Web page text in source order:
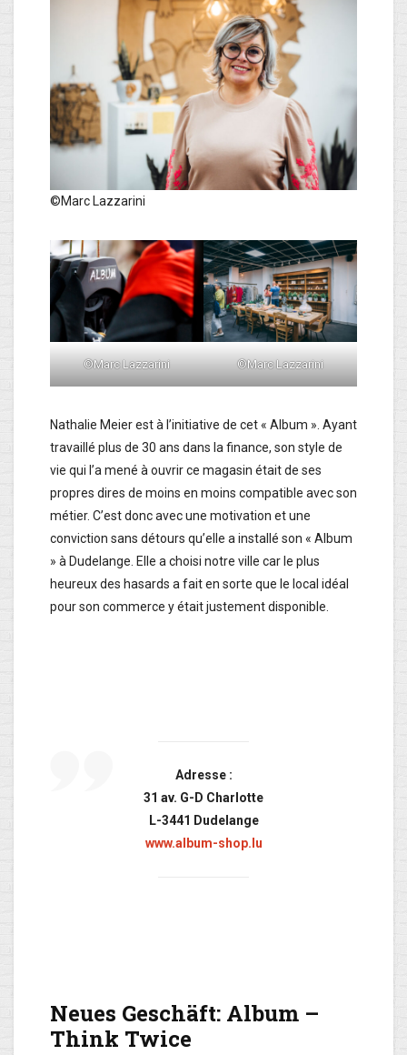
©Marc Lazzarini
©Marc Lazzarini ©Marc Lazzarini
Nathalie Meier est à l’initiative de cet « Album ». Ayant
travaillé plus de 30 ans dans la finance, son style de
vie qui l’a mené à ouvrir ce magasin était de ses
propres dires de moins en moins compatible avec son
métier. C’est donc avec une motivation et une
conviction sans détours qu’elle a installé son « Album
» à Dudelange. Elle a choisi notre ville car le plus
heureux des hasards a fait en sorte que le local idéal
pour son commerce y était justement disponible.
Adresse :
31 av. G-D Charlotte
L-3441 Dudelange
www.album-shop.lu
Neues Geschäft: Album –
Think Twice